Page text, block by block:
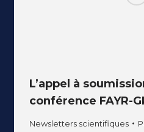
L’appel à
conférence FAYR-
Newsletters scientifiques